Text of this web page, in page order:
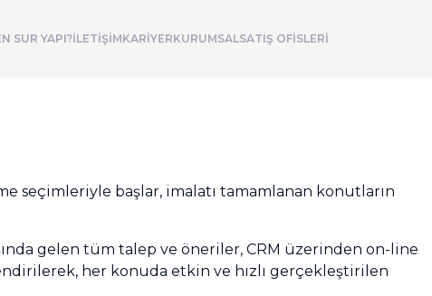
SUR YAPI?İLETİŞİMKARİYERKURUMSALSATIŞ OFİSLERİ
seçimleriyle başlar, imalatı tamamlanan konutların
gelen tüm talep ve öneriler, CRM üzerinden on-line
her konuda etkin ve hızlı gerçekleştirilen